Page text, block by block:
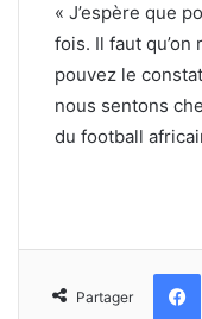
« J’espère que
fois. Il faut
pouvez le
nous sentons
du football
Partager